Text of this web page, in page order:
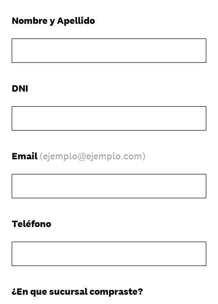
Nombre y Apellido
(Obligatorio).
DNI
(Obligatorio).
Email(ejemplo@ejemplo.com)
(Obligatorio).
Teléfono
(Obligatorio).
¿En que sucursal compraste?
(Obligatorio).